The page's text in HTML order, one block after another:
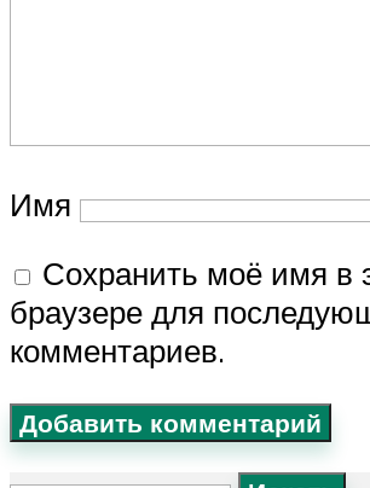
Имя
Сохранить моё имя в
браузере для
комментариев.